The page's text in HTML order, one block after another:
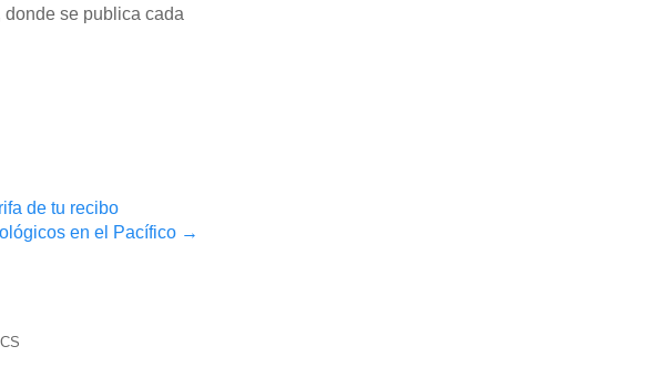
se publica cada
de tu recibo
en el Pacífico →